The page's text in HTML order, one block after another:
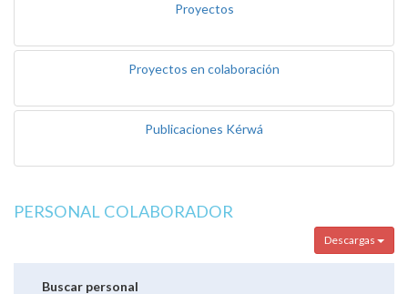
Proyectos
Proyectos en colaboración
Publicaciones Kérwá
PERSONAL COLABORADOR
Descargas
Buscar personal